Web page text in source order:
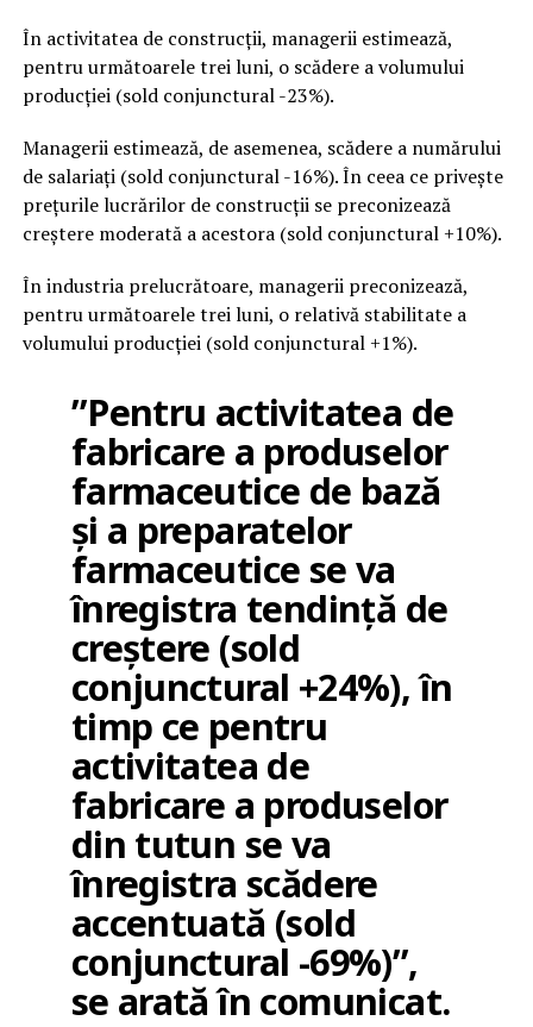
În activitatea de construcţii, managerii estimează,
pentru următoarele trei luni, o scădere a volumului
producţiei (sold conjunctural -23%).
Managerii estimează, de asemenea, scădere a numărului
de salariaţi (sold conjunctural -16%). În ceea ce priveşte
preţurile lucrărilor de construcţii se preconizează
creştere moderată a acestora (sold conjunctural +10%).
În industria prelucrătoare, managerii preconizează,
pentru următoarele trei luni, o relativă stabilitate a
volumului producţiei (sold conjunctural +1%).
”Pentru activitatea de
fabricare a produselor
farmaceutice de bază
şi a preparatelor
farmaceutice se va
înregistra tendinţă de
creştere (sold
conjunctural +24%), în
timp ce pentru
activitatea de
fabricare a produselor
din tutun se va
înregistra scădere
accentuată (sold
conjunctural -69%)”,
se arată în comunicat.